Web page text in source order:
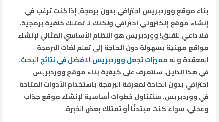
بناء موقع ووردبريس احترافي بدون برمجة, إذا كنت ترغب في
إنشاء موقع إلكتروني احترافي ولكنك لا تمتلك خلفية برمجية،
فلا داعي للقلق! ووردبريس هو النظام الأساسي المثالي لإنشاء
مواقع مهنية بسهولة دون الحاجة إلى تعلم لغات البرمجة
المعقدة و لهمميزات تجعل ووردبريس الافضل في نتائج البحث.
في هذا الدليل، سنتعرف على كيفية بناء موقع ووردبريس
احترافي بدون الحاجة لمعرفة البرمجة باستخدام الأدوات المتاحة
في ووردبريس. سنتناول خطوات أساسية لإنشاء موقع جذاب
وعملي، سواء كنت مبتدئًا أو تمتلك بعض الخبرة.